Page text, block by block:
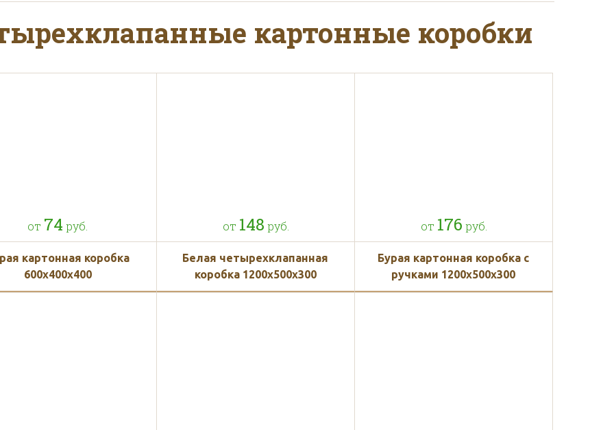
Москве и области при заказе на сумму от 30 000
рублей
по индивидуальным размерам или чертежам
картонные коробки
от 74 руб.
картонная коробка
600x400x400
от 148 руб.
Белая четырехклапанная
коробка 1200x500x300
от 176 руб.
Бурая картонная коробка с
ручками 1200x500x300